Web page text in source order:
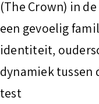
(The Crown) in
een gevoelig
identiteit,
dynamiek tussen
test